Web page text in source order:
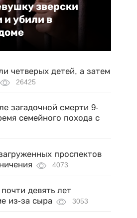
зверски
и убили в
четверых детей, а затем
26425
загадочной смерти 9-
семейного похода с
проспектов
4073
девять лет
из-за сыра
3053